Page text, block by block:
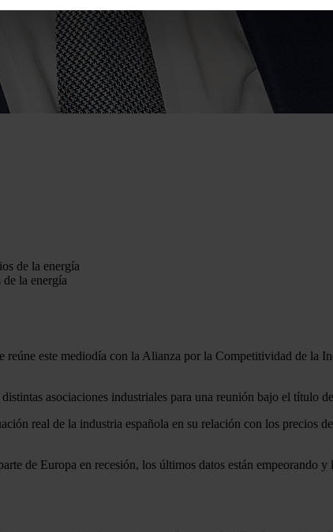
personalizar el contenido y los anuncios, ofrecer
información sobre el uso que haga del sitio web con
pueden combinarla con otra información que les
haya hecho de sus servicios.
la energía
reúne este mediodía con la Alianza por la Competitividad de la
asociaciones industriales para una reunión bajo el título
real de la industria española en su relación con los precios
de Europa en recesión, los últimos datos están empeorando